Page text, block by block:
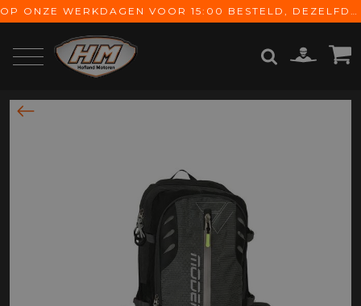
OP ONZE WERKDAGEN VOOR 15:00 BESTELD, DEZELFDE DAG VERZONDEN! GRATIS VERZENDING VANAF € 65,-